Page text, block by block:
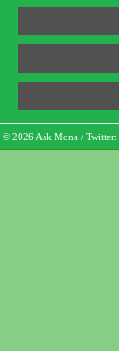
© 2026 Ask Mona / Twitter: